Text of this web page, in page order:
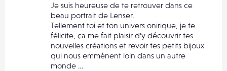
Je suis heureuse de te retrouver dans ce
beau portrait de Lenser.
Tellement toi et ton univers onirique, je te
félicite, ça me fait plaisir d’y découvrir tes
nouvelles créations et revoir tes petits bijoux
qui nous emmènent loin dans un autre
monde …